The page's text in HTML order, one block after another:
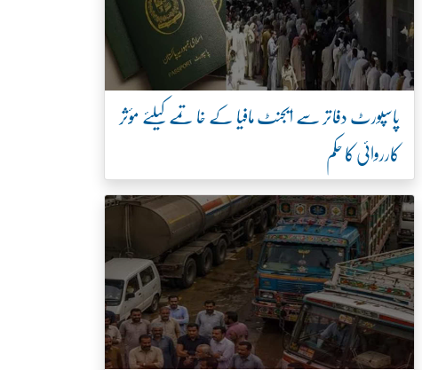
پاسپورٹ دفاتر سے ایجنٹ مافیا کے خاتمے کیلئے مؤثر
کارروائی کا حکم